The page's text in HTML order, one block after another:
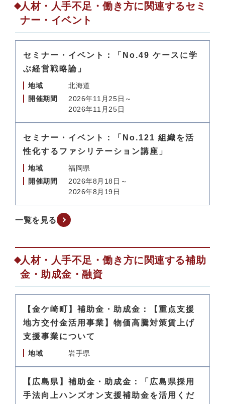
人材・人手不足・働き方に関連するセミ
ナー・イベント
セミナー・イベント：「No.49 ケースに学
ぶ経営戦略論」
地域
北海道
開催期間
2026年11月25日～
2026年11月25日
セミナー・イベント：「No.121 組織を活
性化するファシリテーション講座」
地域
福岡県
開催期間
2026年8月18日～
2026年8月19日
一覧を見る
人材・人手不足・働き方に関連する補助
金・助成金・融資
【金ケ崎町】補助金・助成金：【重点支援
地方交付金活用事業】物価高騰対策賃上げ
支援事業について
地域 岩手県
【広島県】補助金・助成金：「広島県採用
手法向上ハンズオン支援補助金を活用くだ